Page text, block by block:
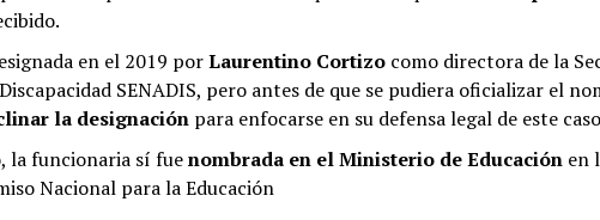
en el 2019 porLaurentino Cortizo como directora de la
SENADIS, pero antes de que se pudiera oficializar el
la designación para enfocarse en su defensa legal de este
la funcionaria sí fuenombrada en el Ministerio de Educación en
Nacional para la Educación